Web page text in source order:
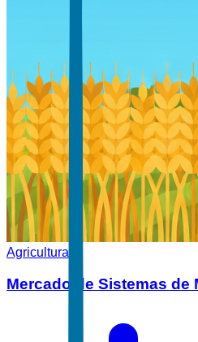
Agricultura
Mercado de Sistemas de